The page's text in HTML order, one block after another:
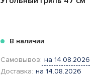
В наличии
Самовывоз: на 14.08.2026
Доставка: на 14.08.2026